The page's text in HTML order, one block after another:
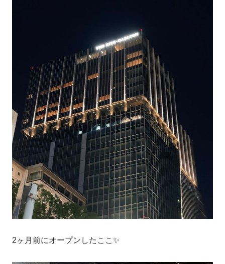
2ヶ月前にオープンしたここ✨